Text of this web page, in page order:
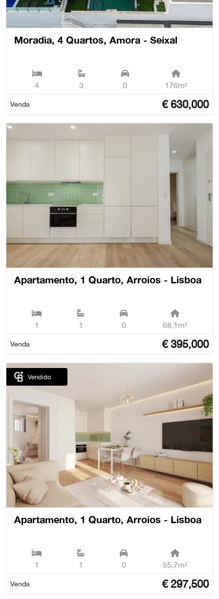
Moradia, 4 Quartos, Amora - Seixal
4 3 0 176m²
Venda €630,000
Apartamento, 1 Quarto, Arroios - Lisboa
1 1 0 68,1m²
Venda €395,000
Vendido
Apartamento, 1 Quarto, Arroios - Lisboa
1 1 0 55,7m²
Venda €297,500